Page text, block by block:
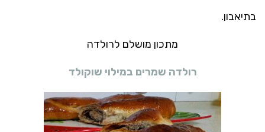
בתיאבון.
מתכון מושלם לרולדה
רולדה שמרים במילוי שוקולד